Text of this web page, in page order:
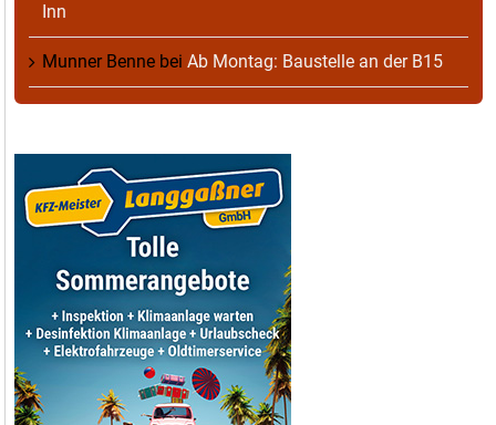
Inn
Munner Benne bei Ab Montag: Baustelle an der B15